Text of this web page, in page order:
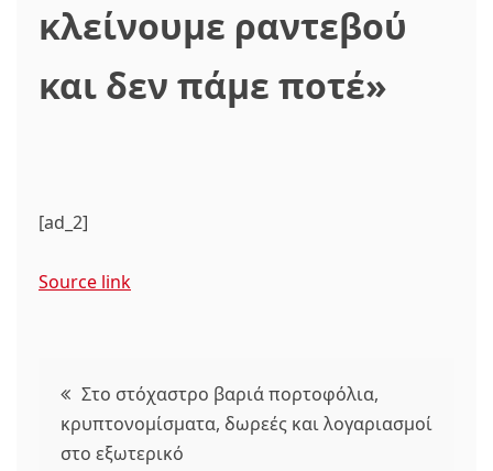
κλείνουμε ραντεβού
και δεν πάμε ποτέ»
[ad_2]
Source link
Πλοήγηση
άρθρων
Στο στόχαστρο βαριά πορτοφόλια,
κρυπτονομίσματα, δωρεές και λογαριασμοί
στο εξωτερικό